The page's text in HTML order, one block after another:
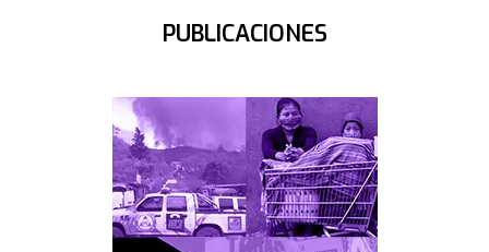
PUBLICACIONES